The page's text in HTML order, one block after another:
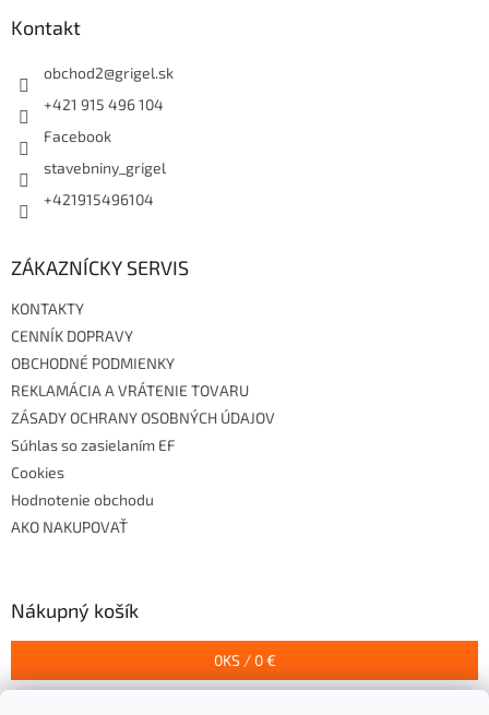
Kontakt
obchod2@grigel.sk
+421 915 496 104
Facebook
stavebniny_grigel
+421915496104
ZÁKAZNÍCKY SERVIS
KONTAKTY
CENNÍK DOPRAVY
OBCHODNÉ PODMIENKY
REKLAMÁCIA A VRÁTENIE TOVARU
ZÁSADY OCHRANY OSOBNÝCH ÚDAJOV
Súhlas so zasielaním EF
Cookies
Hodnotenie obchodu
AKO NAKUPOVAŤ
Nákupný košík
0KS / 0 €